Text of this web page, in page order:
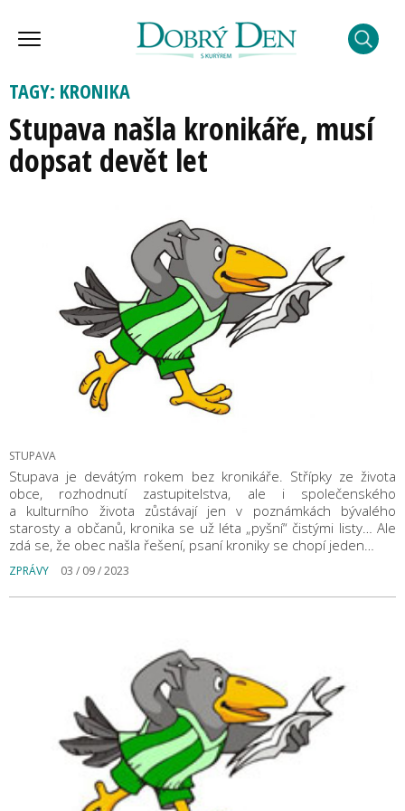
TAGY: KRONIKA
Stupava našla kronikáře, musí
dopsat devět let
STUPAVA
Stupava je devátým rokem bez kronikáře. Střípky ze života
obce, rozhodnutí zastupitelstva, ale i společenského
a kulturního života zůstávají jen v poznámkách bývalého
starosty a občanů, kronika se už léta „pyšní“ čistými listy… Ale
zdá se, že obec našla řešení, psaní kroniky se chopí jeden…
ZPRÁVY 03 / 09 / 2023